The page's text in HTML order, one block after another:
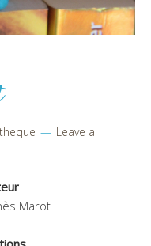
Leave a
Marot